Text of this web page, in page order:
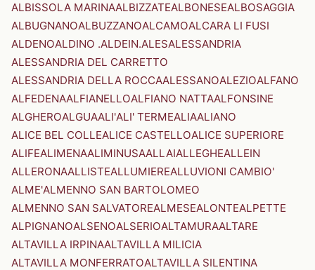
ALBISSOLA MARINAALBIZZATEALBONESEALBOSAGGIA
ALBUGNANOALBUZZANOALCAMOALCARA LI FUSI
ALDENOALDINO .ALDEIN.ALESALESSANDRIA
ALESSANDRIA DEL CARRETTO
ALESSANDRIA DELLA ROCCAALESSANOALEZIOALFANO
ALFEDENAALFIANELLOALFIANO NATTAALFONSINE
ALGHEROALGUAALI'ALI' TERMEALIAALIANO
ALICE BEL COLLEALICE CASTELLOALICE SUPERIORE
ALIFEALIMENAALIMINUSAALLAIALLEGHEALLEIN
ALLERONAALLISTEALLUMIEREALLUVIONI CAMBIO'
ALME'ALMENNO SAN BARTOLOMEO
ALMENNO SAN SALVATOREALMESEALONTEALPETTE
ALPIGNANOALSENOALSERIOALTAMURAALTARE
ALTAVILLA IRPINAALTAVILLA MILICIA
ALTAVILLA MONFERRATOALTAVILLA SILENTINA